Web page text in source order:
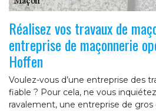
Réalisez vos travaux de
entreprise de maçonnerie
Hoffen
Voulez-vous d’une entreprise des
fiable ? Pour cela, ne vous
ravalement, une entreprise de